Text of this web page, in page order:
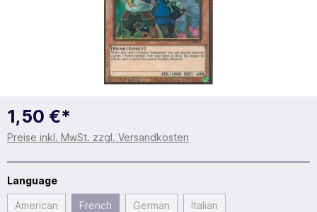
1,50 €*
Preise inkl. MwSt. zzgl. Versandkosten
Language
American French German Italian